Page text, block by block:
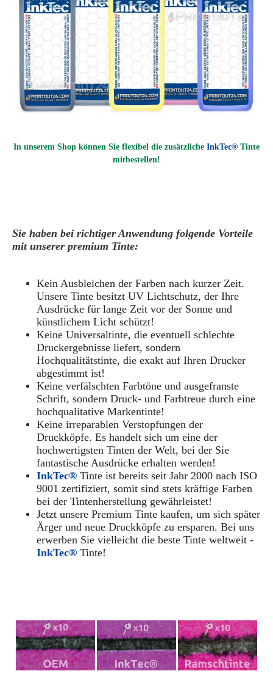
In unserem Shop können Sie flexibel die zusätzliche InkTec® Tinte
mitbestellen!
Sie haben bei richtiger Anwendung folgende Vorteile
mit unserer premium Tinte:
Kein Ausbleichen der Farben nach kurzer Zeit.
Unsere Tinte besitzt UV Lichtschutz, der Ihre
Ausdrücke für lange Zeit vor der Sonne und
künstlichem Licht schützt!
Keine Universaltinte, die eventuell schlechte
Druckergebnisse liefert, sondern
Hochqualitätstinte, die exakt auf Ihren Drucker
abgestimmt ist!
Keine verfälschten Farbtöne und ausgefranste
Schrift, sondern Druck- und Farbtreue durch eine
hochqualitative Markentinte!
Keine irreparablen Verstopfungen der
Druckköpfe. Es handelt sich um eine der
hochwertigsten Tinten der Welt, bei der Sie
fantastische Ausdrücke erhalten werden!
InkTec® Tinte ist bereits seit Jahr 2000 nach ISO
9001 zertifiziert, somit sind stets kräftige Farben
bei der Tintenherstellung gewährleistet!
Jetzt unsere Premium Tinte kaufen, um sich später
Ärger und neue Druckköpfe zu ersparen. Bei uns
erwerben Sie vielleicht die beste Tinte weltweit -
InkTec® Tinte!